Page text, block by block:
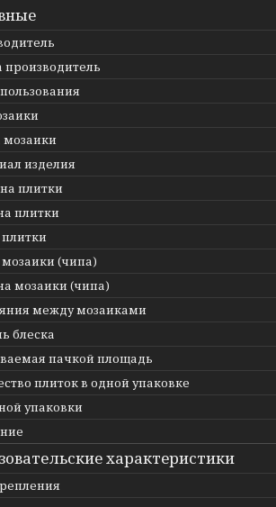
производитель
изделия
плитки
плитки
(чипа)
мозаики (чипа)
между мозаиками
блеска
пачкой площадь
плиток в одной упаковке
упаковки
характеристики